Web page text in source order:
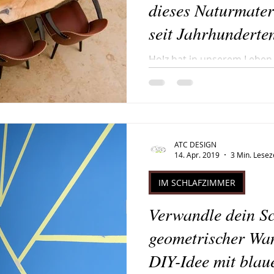
dieses
seit
Holz hat in unserem
stillen Wald spaziert oder
Majestät hoch aufragender
natürliche Schönheit
Neue inspiriert. Dieselbe
diesen Hölzern gefertigte
Verwandle dein
geometrischer
DIY-Idee mit
IM SCHLAFZIMMER
ATC DESIGN
14. Apr. 2019
3 Min.